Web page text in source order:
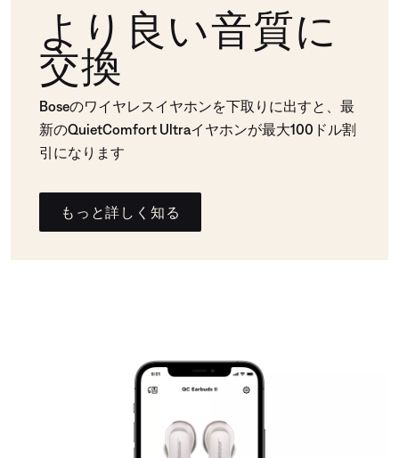
より良い音質に
交換
Boseのワイヤレスイヤホンを下取りに出すと、最
新のQuietComfort Ultraイヤホンが最大100ドル割
引になります
もっと詳しく知る